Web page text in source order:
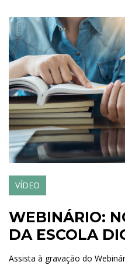
VÍDEO
WEBINÁRIO:
DA ESCOLA
Assista à gravação do